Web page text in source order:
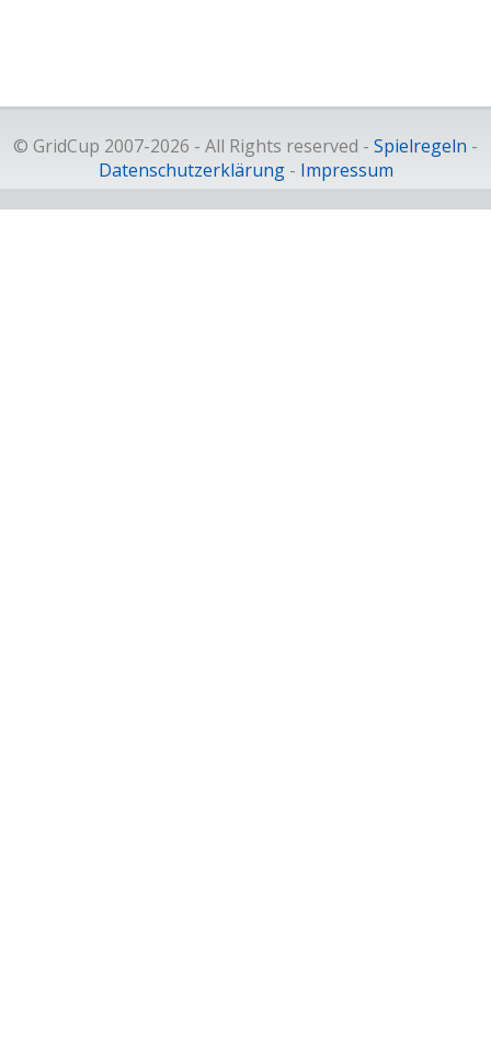
© GridCup 2007-2026 - All Rights reserved - Spielregeln -
Datenschutzerklärung- Impressum